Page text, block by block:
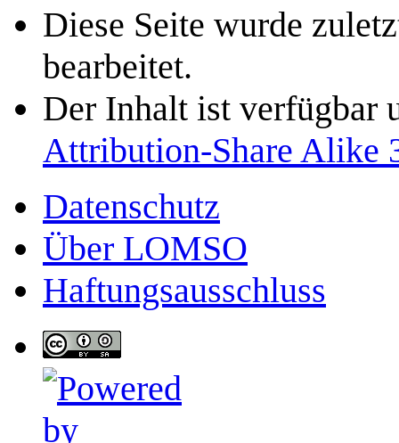
Diese Seite wurde
bearbeitet.
Der Inhalt ist verfügbar
Attribution-Share Alike
Datenschutz
Über LOMSO
Haftungsausschluss